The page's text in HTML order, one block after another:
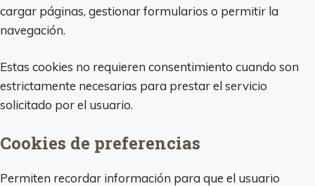
cargar páginas, gestionar formularios o permitir la
navegación.
Estas cookies no requieren consentimiento cuando son
estrictamente necesarias para prestar el servicio
solicitado por el usuario.
Cookies de preferencias
Permiten recordar información para que el usuario